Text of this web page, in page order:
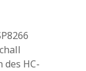
des HC-